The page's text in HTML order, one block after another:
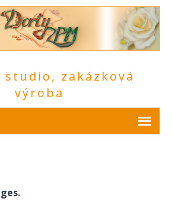
zakázková
výroba